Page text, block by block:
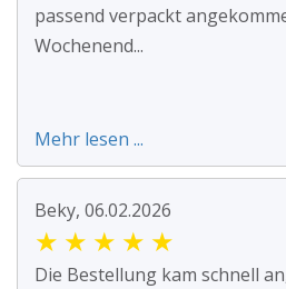
passend verpackt
Wochenend...
Mehr lesen ...
Beky, 06.02.2026
★ ★ ★ ★ ★
Die Bestellung kam schnell